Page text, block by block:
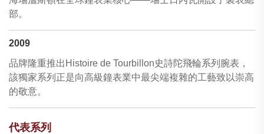
部。
2009
品牌隆重推出Histoire de Tourbillon史詩陀飛輪系列腕表，
該獨家系列正是向高級鐘表業中最尖端複雜的工藝致以崇高
的敬意。
代表系列